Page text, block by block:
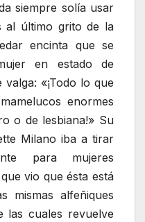
siempre solía usar
al último grito de la
encinta que se
en estado de
«¡Todo lo que
enormes
o de lesbiana!» Su
Milano iba a tirar
para mujeres
vio que ésta está
mismas alfeñiques
las cuales revuelve